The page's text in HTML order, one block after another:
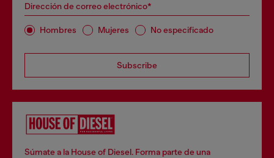
Dirección de correo electrónico*
Hombres Mujeres No especificado
Subscribe
Súmate a la House of Diesel. Forma parte de una